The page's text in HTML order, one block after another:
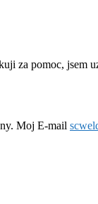
za pomoc, jsem
Moj E-mail